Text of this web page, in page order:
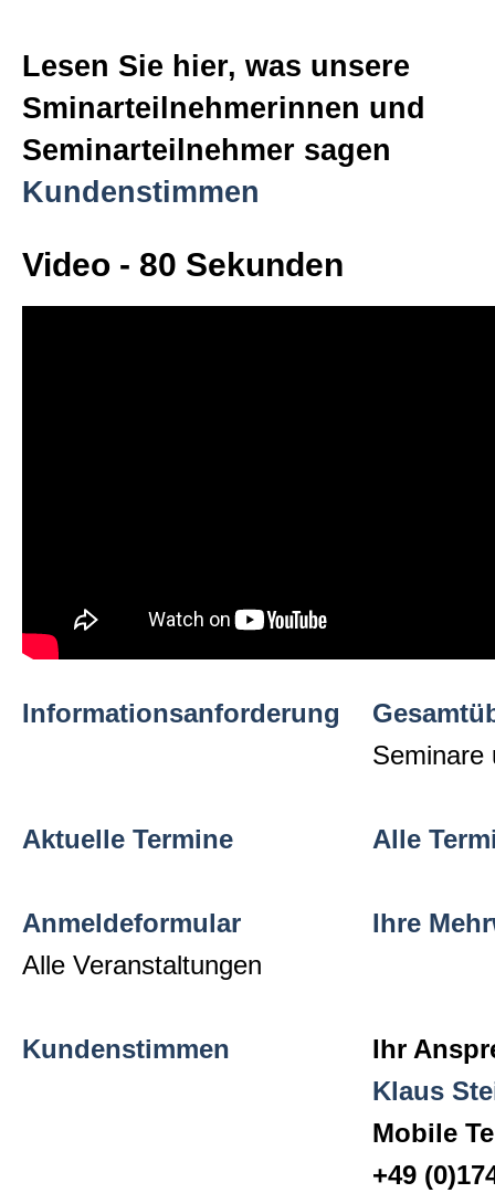
Lesen Sie hier, was unsere
Sminarteilnehmerinnen und
Seminarteilnehmer sagen
Kundenstimmen
Video - 80 Sekunden
Informationsanforderung
Aktuelle Termine
Anmeldeformular
Alle Veranstaltungen
Kundenstimmen
Seminare
Alle
Ihre
Ihr
Klaus
Mobile
+49